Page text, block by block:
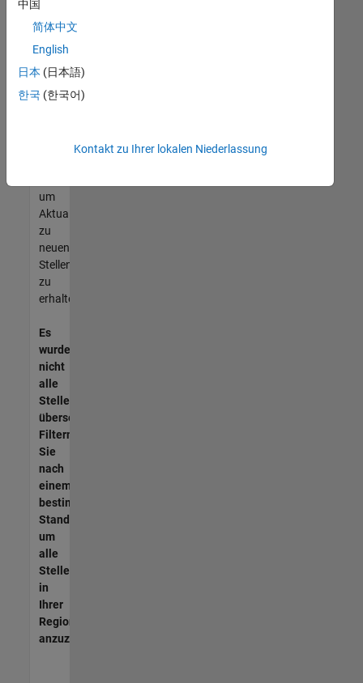
können,
die
Ihren
entsprechen,
werden
unseres
um
Aktualisierungen
zu
neuen
Stellenangeboten
zu
erhalten.
Es
wurden
nicht
alle
Stellen
übersetzt.
Filtern
Sie
nach
einem
bestimmten
Standort,
um
alle
Stellenangebote
in
Ihrer
Region
anzuzeigen.
中国
简体中文
English
日本 (日本語)
한국 (한국어)
Kontakt zu Ihrer lokalen Niederlassung